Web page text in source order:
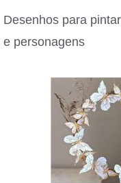
Desenhos para
e personagens